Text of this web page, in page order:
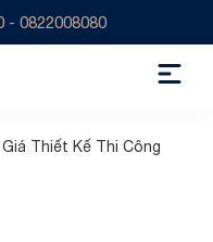
- 0822008080
Thiết Kế Thi Công